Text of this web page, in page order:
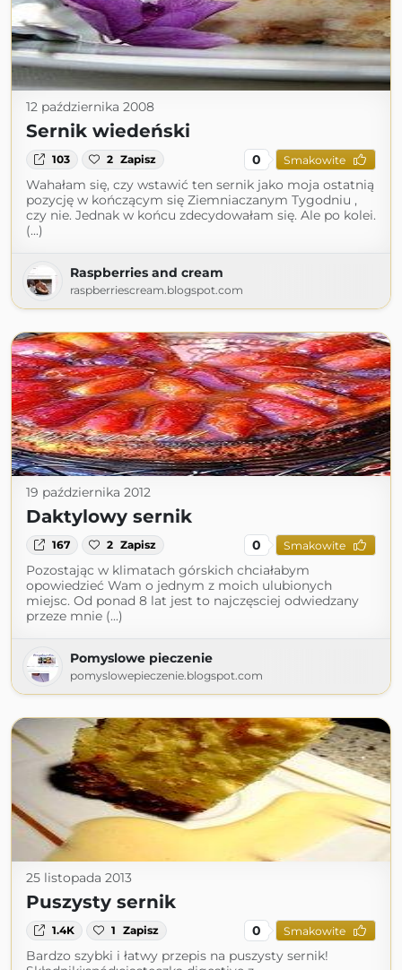
12 października 2008
Sernik wiedeński
103 2 Zapisz 0 Smakowite
Wahałam się, czy wstawić ten sernik jako moja ostatnią
pozycję w kończącym się Ziemniaczanym Tygodniu ,
czy nie. Jednak w końcu zdecydowałam się. Ale po kolei.
(...)
Raspberries and cream
raspberriescream.blogspot.com
19 października 2012
Daktylowy sernik
167 2 Zapisz 0 Smakowite
Pozostając w klimatach górskich chciałabym
opowiedzieć Wam o jednym z moich ulubionych
miejsc. Od ponad 8 lat jest to najczęsciej odwiedzany
przeze mnie (...)
Pomyslowe pieczenie
pomyslowepieczenie.blogspot.com
25 listopada 2013
Puszysty sernik
1.4K 1 Zapisz 0 Smakowite
Bardzo szybki i łatwy przepis na puszysty sernik!